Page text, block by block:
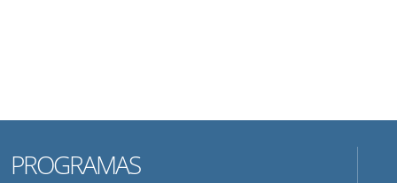
PROGRAMAS